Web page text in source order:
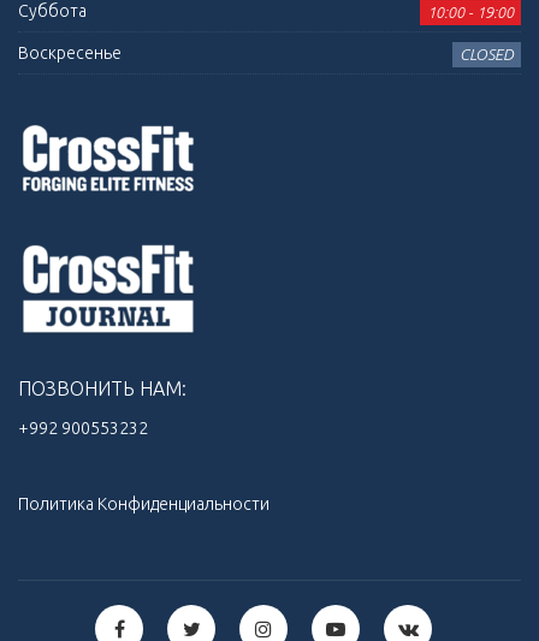
Суббота 10:00 - 19:00
Воскресенье CLOSED
ПОЗВОНИТЬ НАМ:
+992 900553232‬
Политика Конфиденциальности